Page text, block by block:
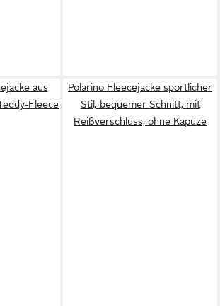
aus
Fleece
Polarino Fleecejacke sportlicher
Stil, bequemer Schnitt, mit
Reißverschluss, ohne Kapuze